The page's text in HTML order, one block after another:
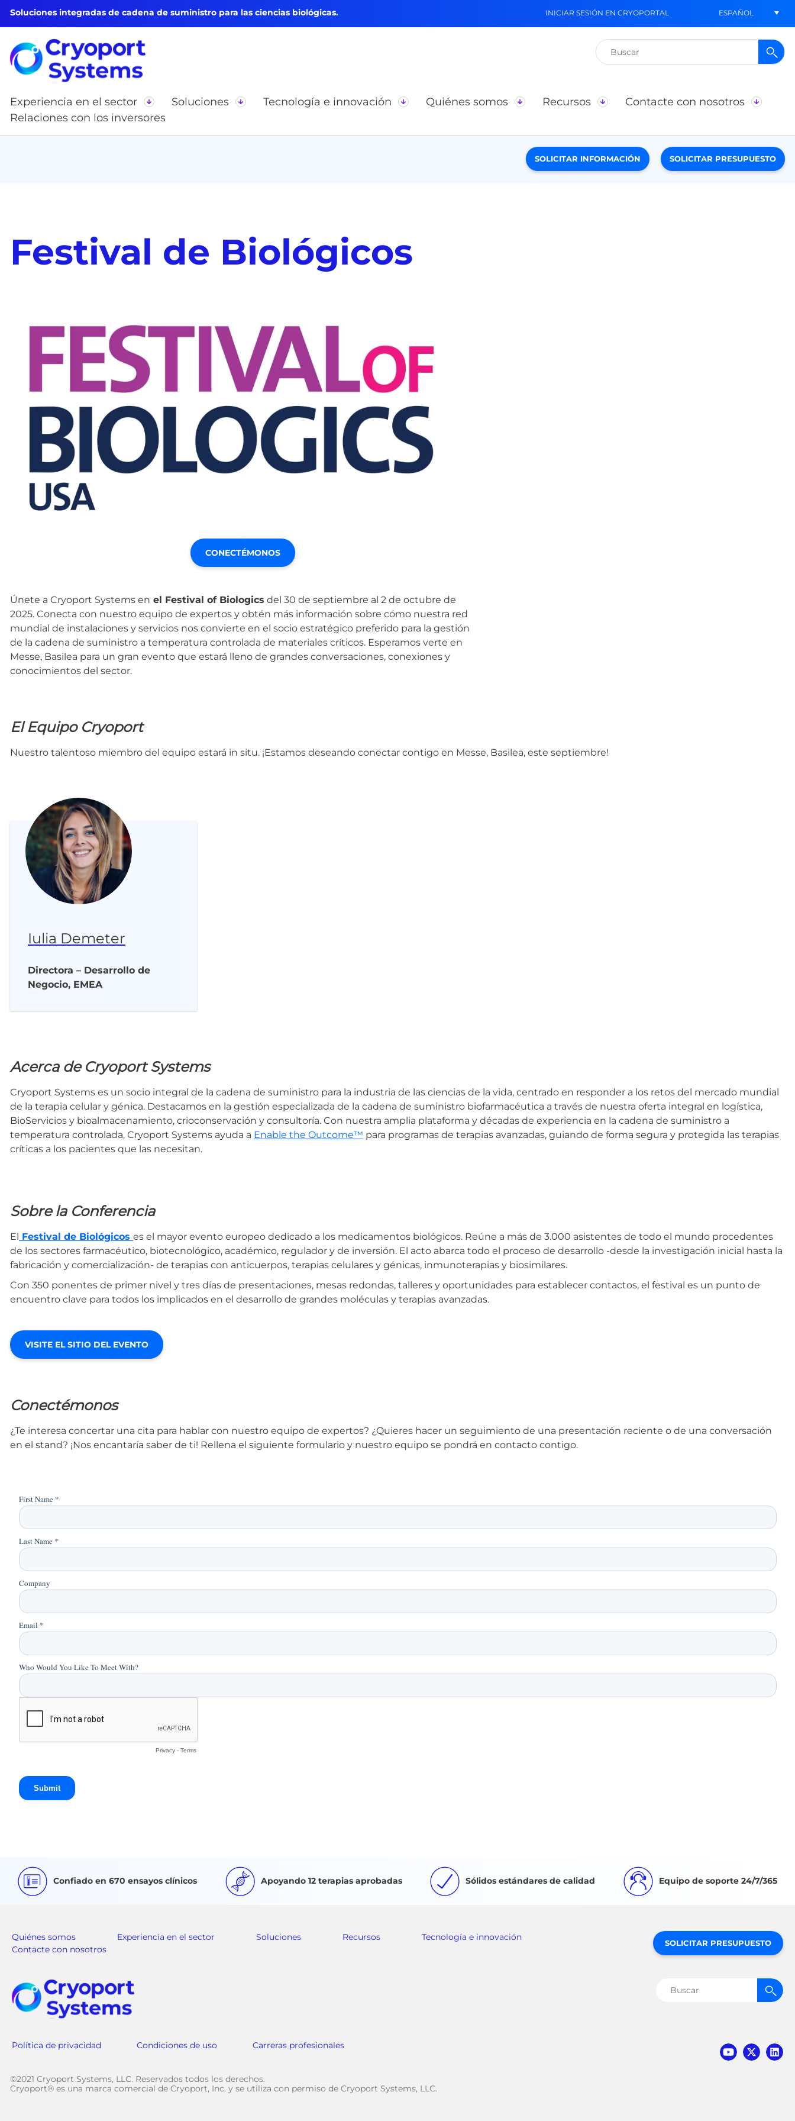
Soluciones integradas de cadena de suministro para las ciencias biológicas. INICIAR SESIÓN EN CRYOPORTAL ESPAÑOL
Buscar:
Experiencia en el sector Soluciones Tecnología e innovación Quiénes somos Recursos
Contacte con nosotros
Relaciones con los inversores
SOLICITAR INFORMACIÓN SOLICITAR PRESUPUESTO
Festival de Biológicos
CONECTÉMONOS
Únete a Cryoport Systems en el Festival of Biologics del 30 de septiembre al 2 de octubre de
2025. Conecta con nuestro equipo de expertos y obtén más información sobre cómo nuestra red
mundial de instalaciones y servicios nos convierte en el socio estratégico preferido para la gestión
de la cadena de suministro a temperatura controlada de materiales críticos. Esperamos verte en
Messe, Basilea para un gran evento que estará lleno de grandes conversaciones, conexiones y
conocimientos del sector.
El Equipo Cryoport
Nuestro talentoso miembro del equipo estará in situ. ¡Estamos deseando conectar contigo en Messe, Basilea, este septiembre!
Iulia Demeter
Directora – Desarrollo de
Negocio, EMEA
Acerca de Cryoport Systems
Cryoport Systems es un socio integral de la cadena de suministro para la industria de las ciencias de la vida, centrado en responder a los retos del mercado mundial
de la terapia celular y génica. Destacamos en la gestión especializada de la cadena de suministro biofarmacéutica a través de nuestra oferta integral en logística,
BioServicios y bioalmacenamiento, crioconservación y consultoría. Con nuestra amplia plataforma y décadas de experiencia en la cadena de suministro a
temperatura controlada, Cryoport Systems ayuda a Enable the Outcome™ para programas de terapias avanzadas, guiando de forma segura y protegida las terapias
críticas a los pacientes que las necesitan.
Sobre la Conferencia
El Festival de Biológicos es el mayor evento europeo dedicado a los medicamentos biológicos. Reúne a más de 3.000 asistentes de todo el mundo procedentes
de los sectores farmacéutico, biotecnológico, académico, regulador y de inversión. El acto abarca todo el proceso de desarrollo -desde la investigación inicial hasta la
fabricación y comercialización- de terapias con anticuerpos, terapias celulares y génicas, inmunoterapias y biosimilares.
Con 350 ponentes de primer nivel y tres días de presentaciones, mesas redondas, talleres y oportunidades para establecer contactos, el festival es un punto de
encuentro clave para todos los implicados en el desarrollo de grandes moléculas y terapias avanzadas.
VISITE EL SITIO DEL EVENTO
Conectémonos
¿Te interesa concertar una cita para hablar con nuestro equipo de expertos? ¿Quieres hacer un seguimiento de una presentación reciente o de una conversación
en el stand? ¡Nos encantaría saber de ti! Rellena el siguiente formulario y nuestro equipo se pondrá en contacto contigo.
Confiado en 670 ensayos clínicos Apoyando 12 terapias aprobadas Sólidos estándares de calidad Equipo de soporte 24/7/365
Quiénes somos Experiencia en el sector Soluciones Recursos
Tecnología e innovación
Contacte con nosotros
Política de privacidad Condiciones de uso Carreras profesionales
SOLICITAR PRESUPUESTO
Buscar:
©2021 Cryoport Systems, LLC. Reservados todos los derechos.
Cryoport® es una marca comercial de Cryoport, Inc. y se utiliza con permiso de Cryoport Systems, LLC.